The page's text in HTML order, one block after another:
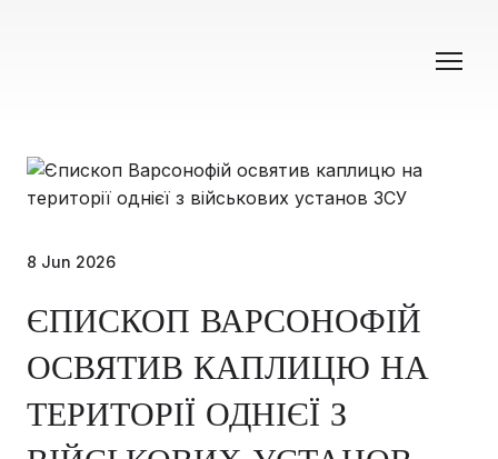
8 Jun 2026
ЄПИСКОП ВАРСОНОФІЙ
ОСВЯТИВ КАПЛИЦЮ НА
ТЕРИТОРІЇ ОДНІЄЇ З